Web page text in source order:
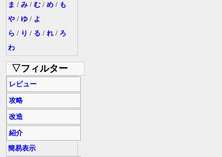
ま / み / む / め / も
や / ゆ / よ
ら / り / る / れ / ろ
わ
▽フィルター
レビュー
攻略
改造
紹介
簡易表示